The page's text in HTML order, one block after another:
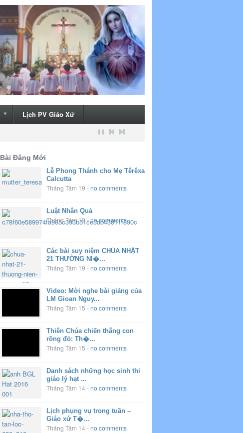
Lịch PV Giáo Xứ
Bài Đăng Mới
Lễ Phong Thánh cho Mẹ Têrêxa
Calcutta
Tháng Tám 19 -no comments
Luật Nhân Quả
Tháng Tám 19-no comments
Các bài suy niệm CHÚA NHẬT
21 THƯỜNG NI�...
Tháng Tám 19 -no comments
Video: Mời nghe bài giảng của
LM Gioan Nguy...
Tháng Tám 15 -no comments
Thiên Chúa chiến thắng con
rồng đỏ: Th�...
Tháng Tám 15 -no comments
Danh sách những học sinh thi
giáo lý hạt ...
Tháng Tám 14-no comments
Lịch phụng vụ trong tuần –
Giáo xứ T�...
Tháng Tám 14-no comments